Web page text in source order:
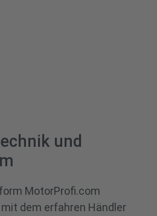
und
MotorProfi.com
dem erfahren Händler